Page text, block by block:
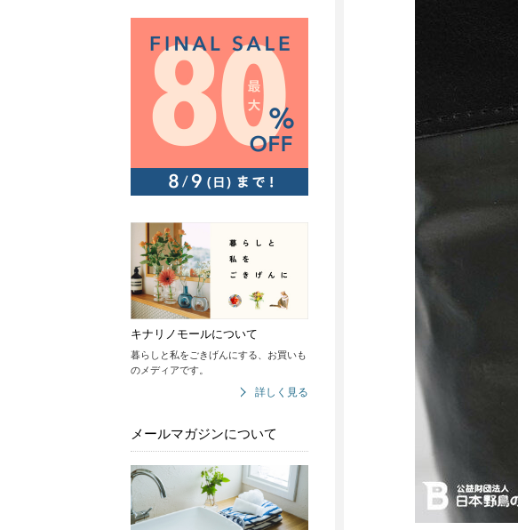
キナリノモールについて
暮らしと私をごきげんにする、お買いも
のメディアです。
詳しく見る
メールマガジンについて